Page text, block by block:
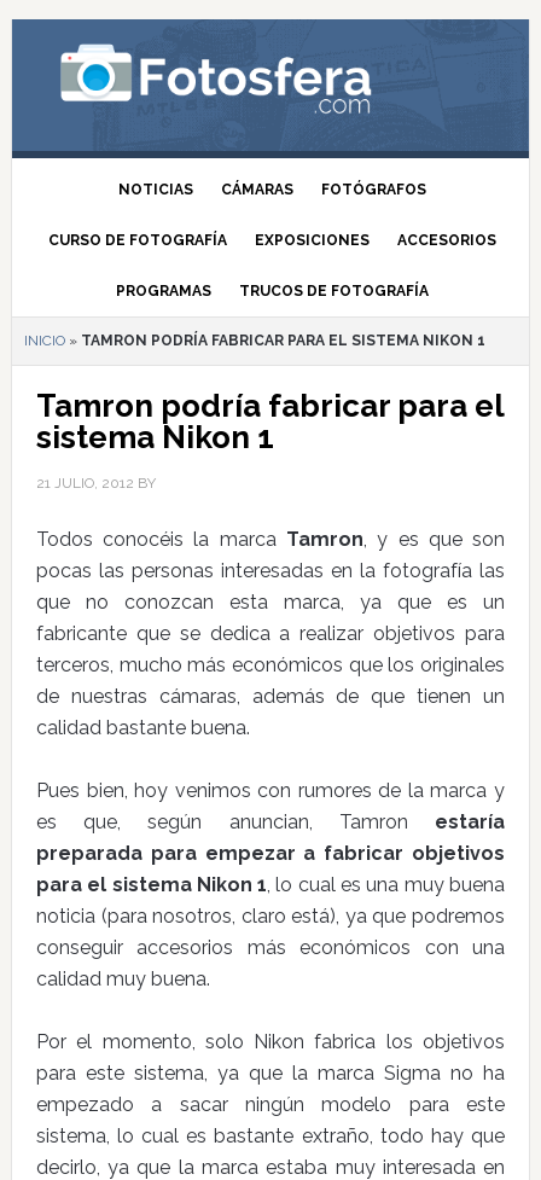
NOTICIAS CÁMARAS FOTÓGRAFOS
CURSO DE FOTOGRAFÍA EXPOSICIONES ACCESORIOS
PROGRAMAS TRUCOS DE FOTOGRAFÍA
INICIO» TAMRON PODRÍA FABRICAR PARA EL SISTEMA NIKON 1
Tamron podría fabricar para el
sistema Nikon 1
21 JULIO, 2012 BY
Todos conocéis la marca Tamron, y es que son
pocas las personas interesadas en la fotografía las
que no conozcan esta marca, ya que es un
fabricante que se dedica a realizar objetivos para
terceros, mucho más económicos que los originales
de nuestras cámaras, además de que tienen un
calidad bastante buena.
Pues bien, hoy venimos con rumores de la marca y
es que, según anuncian, Tamron estaría
preparada para empezar a fabricar objetivos
para el sistema Nikon 1, lo cual es una muy buena
noticia (para nosotros, claro está), ya que podremos
conseguir accesorios más económicos con una
calidad muy buena.
Por el momento, solo Nikon fabrica los objetivos
para este sistema, ya que la marca Sigma no ha
empezado a sacar ningún modelo para este
sistema, lo cual es bastante extraño, todo hay que
decirlo, ya que la marca estaba muy interesada en